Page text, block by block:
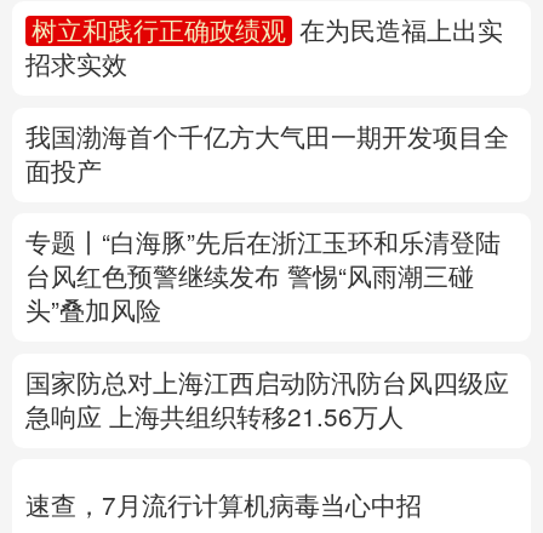
新疆 内蒙古
English
Русский язык 日本語 한국어
Deutsch
树立和践行正确政绩观
在为民造福上出实
招求实效
我国渤海首个千亿方大气田一期开发项目全
面投产
专题丨 “白海豚”先后在浙江玉环和乐清登陆
台风红色预警继续发布 警惕“风雨潮三碰
头”叠加风险
国家防总对上海江西启动防汛防台风四级应
急响应
上海共组织转移21.56万人
速查，7月流行计算机病毒当心中招